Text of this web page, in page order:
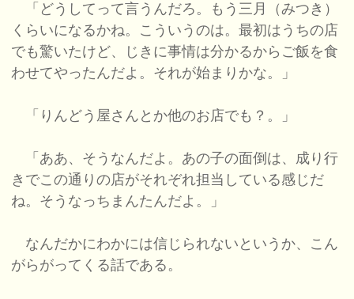
「どうしてって言うんだろ。もう三月（みつき）
くらいになるかね。こういうのは。最初はうちの店
でも驚いたけど、じきに事情は分かるからご飯を食
わせてやったんだよ。それが始まりかな。」
「りんどう屋さんとか他のお店でも？。」
「ああ、そうなんだよ。あの子の面倒は、成り行
きでこの通りの店がそれぞれ担当している感じだ
ね。そうなっちまんたんだよ。」
なんだかにわかには信じられないというか、こん
がらがってくる話である。